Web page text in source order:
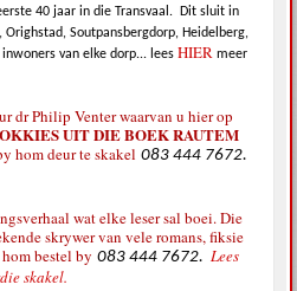
40 jaar in die Transvaal.Dit sluit in
Soutpansbergdorp, Heidelberg,
van elke dorp... leesHIER meer
dr Philip Venter waarvan u hier op
UIT DIE BOEK RAUTEM
hom deur te skakel083 444 7672.
wat elke leser sal boei. Die
skrywer van vele romans, fiksie
hom bestel by083 444 7672.Lees
skakel.